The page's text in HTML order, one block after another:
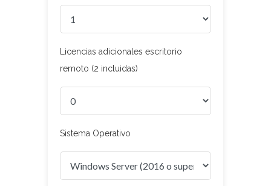
Licencias adicionales escritorio
remoto (2 incluidas)
Sistema Operativo